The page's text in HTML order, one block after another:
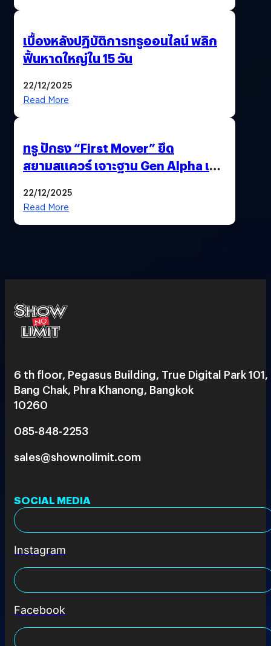
เบื้องหลังปฏิบัติการทรูออนไลน์ พลิก
ฟื้นหาดใหญ่ใน 15 วัน
22/12/2025
Read More
ทรู ปักธง “First Mover” ยึด
สยามสแควร์ เจาะฐาน Gen Alpha เมื่อ
ยุคถัดไป
22/12/2025
Read More
6 th floor, Pegasus Building, True Digital Park 101,
Bang Chak, Phra Khanong, Bangkok
10260
085-848-2253
sales@shownolimit.com
SOCIAL MEDIA
Instagram
Facebook